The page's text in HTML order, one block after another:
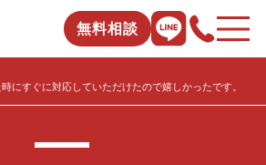
無料相談
にすぐに対応していただけたので嬉しかったです。